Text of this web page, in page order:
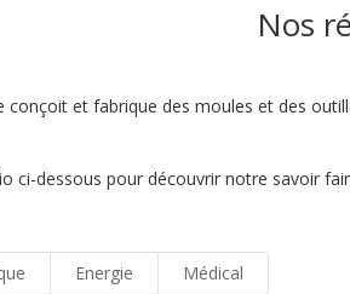
Nos
et fabrique des moules et des
ci-dessous pour découvrir notre savoir
Energie Médical